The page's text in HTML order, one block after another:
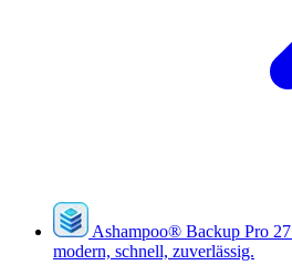
Ashampoo® Backup Pro 27
modern, schnell, zuverlässig.